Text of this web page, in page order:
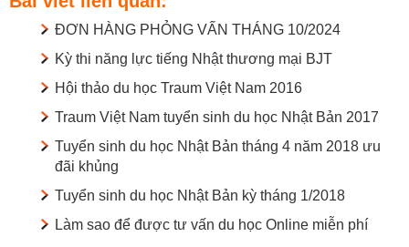
ĐƠN HÀNG PHỎNG VẤN THÁNG 10/2024
Kỳ thi năng lực tiếng Nhật thương mại BJT
Hội thảo du học Traum Việt Nam 2016
Traum Việt Nam tuyển sinh du học Nhật Bản 2017
Tuyển sinh du học Nhật Bản tháng 4 năm 2018 ưu
đãi khủng
Tuyển sinh du học Nhật Bản kỳ tháng 1/2018
Làm sao để được tư vấn du học Online miễn phí